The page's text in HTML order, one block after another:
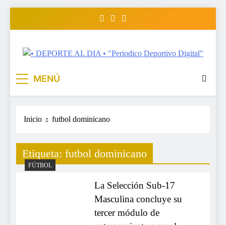
• DEPORTE AL DIA •
#deportealdiaperiodico
MENÚ
Inicio futbol dominicano
Etiqueta: futbol dominicano
FÚTBOL
La Selección Sub-17
Masculina concluye su
tercer módulo de